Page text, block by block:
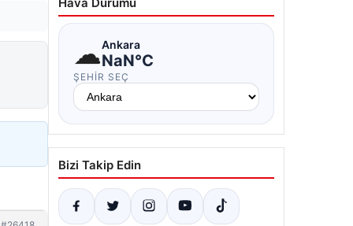
☁Ankara
NaN°C
ŞEHIR SEÇ
Bizi Takip Edin